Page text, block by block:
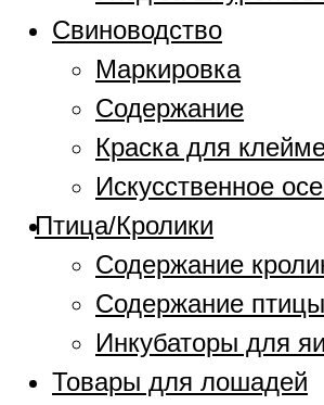
Свиноводство
Маркировка
Содержание
Краска для
Искусственное
Птица/Кролики
Содержание
Содержание птицы
Инкубаторы для
Товары для лошадей